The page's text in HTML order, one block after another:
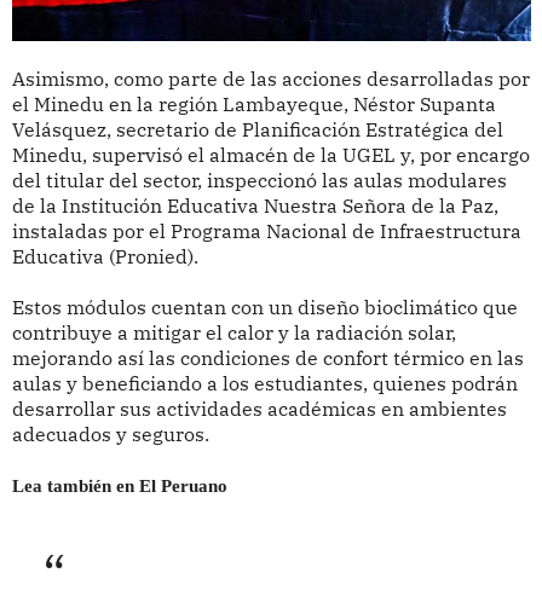
Asimismo, como parte de las acciones desarrolladas por
el Minedu en la región Lambayeque, Néstor Supanta
Velásquez, secretario de Planificación Estratégica del
Minedu, supervisó el almacén de la UGEL y, por encargo
del titular del sector, inspeccionó las aulas modulares
de la Institución Educativa Nuestra Señora de la Paz,
instaladas por el Programa Nacional de Infraestructura
Educativa (Pronied).
Estos módulos cuentan con un diseño bioclimático que
contribuye a mitigar el calor y la radiación solar,
mejorando así las condiciones de confort térmico en las
aulas y beneficiando a los estudiantes, quienes podrán
desarrollar sus actividades académicas en ambientes
adecuados y seguros.
Lea también en El Peruano